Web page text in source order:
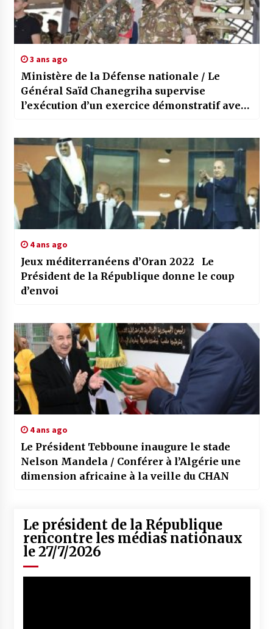
3 ans ago
Ministère de la Défense nationale / Le
Général Saïd Chanegriha supervise
l’exécution d’un exercice démonstratif avec
4 ans ago
Jeux méditerranéens d’Oran 2022 Le
Président de la République donne le coup
d’envoi
4 ans ago
Le Président Tebboune inaugure le stade
Nelson Mandela / Conférer à l’Algérie une
dimension africaine à la veille du CHAN
Le président de la République
rencontre les médias nationaux
le 27/7/2026